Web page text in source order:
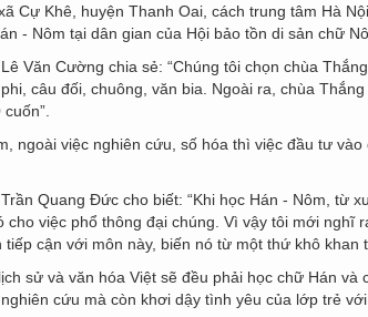
Cự Khê, huyện Thanh Oai, cách trung tâm Hà
- Nôm tại dân gian của Hội bảo tồn di sản chữ
Văn Cường chia sẻ: “Chúng tôi chọn chùa
câu đối, chuông, văn bia. Ngoài ra, chùa
ngoài việc nghiên cứu, số hóa thì việc đầu tư
Quang Đức cho biết: “Khi học Hán - Nôm, từ
cho việc phổ thông đại chúng. Vì vậy tôi mới nghĩ
cận với môn này, biến nó từ một thứ khô khan
sử và văn hóa Việt sẽ đều phải học chữ Hán và
cứu mà còn khơi dậy tình yêu của lớp trẻ